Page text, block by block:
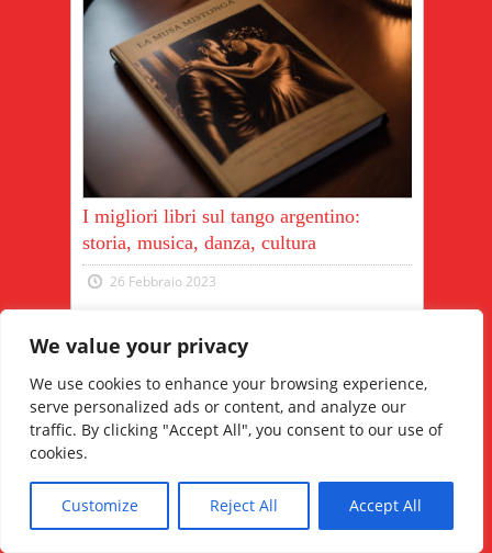
We value your privacy
We use cookies to enhance your browsing experience,
serve personalized ads or content, and analyze our
traffic. By clicking "Accept All", you consent to our use of
cookies.
Customize Reject All Accept All
I migliori libri sul tango argentino:
storia, musica, danza, cultura
26 Febbraio 2023
danza più coinvolgenti. La sua storia e la
libri che ne raccon...
Read More